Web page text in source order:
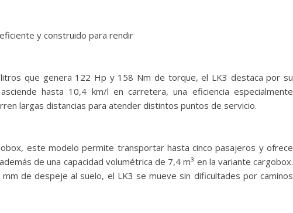
y construido para rendir
que genera 122 Hp y 158 Nm de torque, el LK3 destaca por su
hasta 10,4 km/l en carretera, una eficiencia especialmente
largas distancias para atender distintos puntos de servicio.
este modelo permite transportar hasta cinco pasajeros y ofrece
de una capacidad volumétrica de 7,4 m³ en la variante cargobox.
de despeje al suelo, el LK3 se mueve sin dificultades por caminos